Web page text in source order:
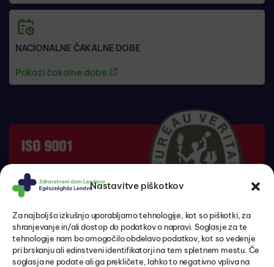
Nastavitve piškotkov
Za najboljšo izkušnjo uporabljamo tehnologije, kot so piškotki, za
shranjevanje in/ali dostop do podatkov o napravi. Soglasje za te
tehnologije nam bo omogočilo obdelavo podatkov, kot so vedenje
pri brskanju ali edinstveni identifikatorji na tem spletnem mestu. Če
soglasja ne podate ali ga prekličete, lahko to negativno vpliva na
NACIONALNE ČAKALNE DOBE
Prikaži čakalne dobe